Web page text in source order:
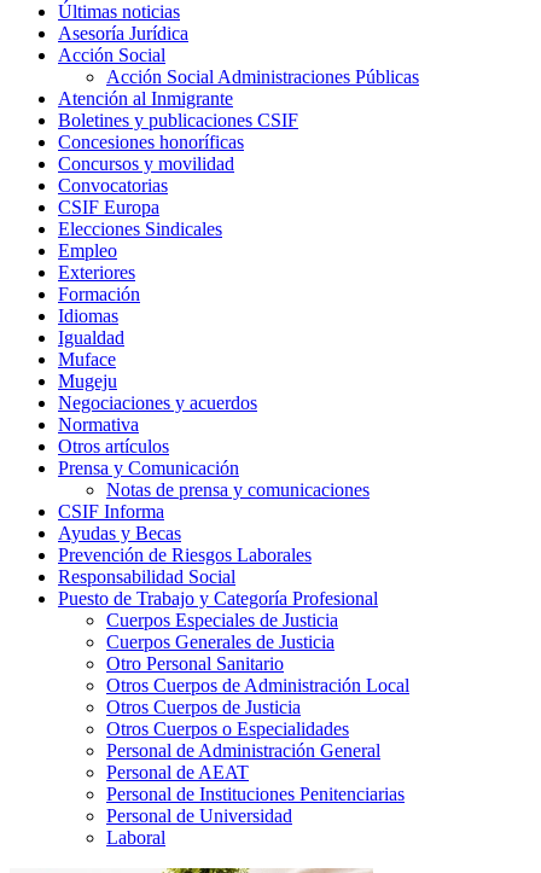
Últimas noticias
Asesoría Jurídica
Acción Social
Acción Social Administraciones Públicas
Atención al Inmigrante
Boletines y publicaciones CSIF
Concesiones honoríficas
Concursos y movilidad
Convocatorias
CSIF Europa
Elecciones Sindicales
Empleo
Exteriores
Formación
Idiomas
Igualdad
Muface
Mugeju
Negociaciones y acuerdos
Normativa
Otros artículos
Prensa y Comunicación
Notas de prensa y comunicaciones
CSIF Informa
Ayudas y Becas
Prevención de Riesgos Laborales
Responsabilidad Social
Puesto de Trabajo y Categoría Profesional
Cuerpos Especiales de Justicia
Cuerpos Generales de Justicia
Otro Personal Sanitario
Otros Cuerpos de Administración Local
Otros Cuerpos de Justicia
Otros Cuerpos o Especialidades
Personal de Administración General
Personal de AEAT
Personal de Instituciones Penitenciarias
Personal de Universidad
Laboral